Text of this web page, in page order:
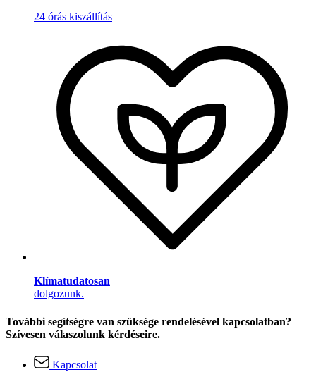
24 órás kiszállítás
Klímatudatosan
dolgozunk.
További segítségre van szüksége rendelésével kapcsolatban?
Szívesen válaszolunk kérdéseire.
Kapcsolat